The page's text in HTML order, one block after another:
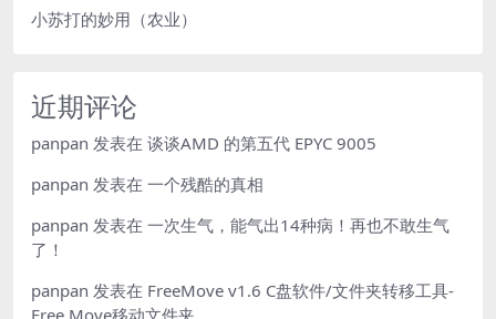
小苏打的妙用（农业）
近期评论
panpan 发表在 谈谈AMD 的第五代 EPYC 9005
panpan 发表在 一个残酷的真相
panpan 发表在 一次生气，能气出14种病！再也不敢生气
了！
panpan 发表在 FreeMove v1.6 C盘软件/文件夹转移工具-
Free Move移动文件夹